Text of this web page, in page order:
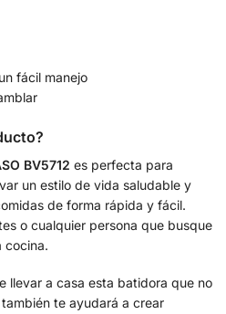
fácil manejo
BV5712 es perfecta para
un estilo de vida saludable y
de forma rápida y fácil.
o cualquier persona que busque
cocina.
llevar a casa esta batidora que no
te ayudará a crear